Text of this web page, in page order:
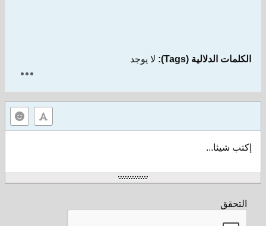
الكلمات الدلالية (Tags): لا يوجد
إكتب شيئا...
التحقق